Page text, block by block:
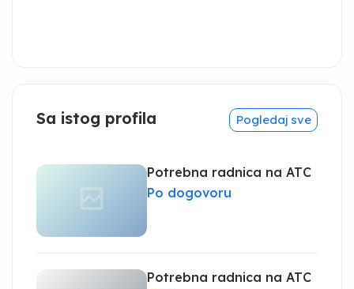
Sa istog profila Pogledaj sve
Potrebna radnica na ATC
Po dogovoru
Potrebna radnica na ATC